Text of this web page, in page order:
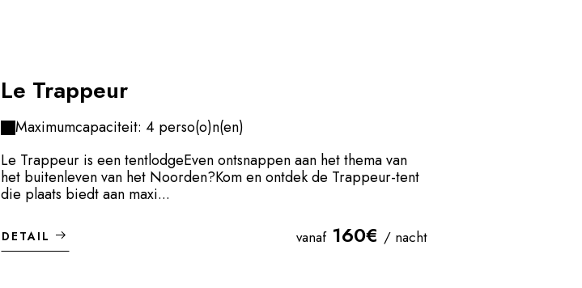
Le Trappeur
Maximumcapaciteit: 4 perso(o)n(en)
Le Trappeur is een tentlodgeEven ontsnappen aan het thema van
het buitenleven van het Noorden?Kom en ontdek de Trappeur-tent
die plaats biedt aan maxi...
DETAIL vanaf 160€ / nacht